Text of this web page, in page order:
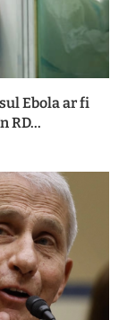
Ebola ar fi
RD...